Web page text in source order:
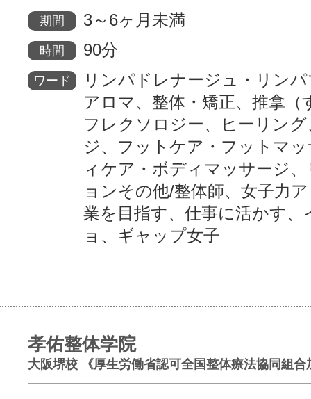
期間 3～6ヶ月未満
時間 90分
ワード
リンパドレナージュ・リン
アロマ、整体・矯正、推拿（
フレクソロジー、ヒーリン
ジ、フットケア・フットマ
ィケア・ボディマッサージ
ョンその他/整体師、女子力
業を目指す、仕事に活かす、
ョ、ギャップ女子
孝佑整体学院
大阪堺校 《厚生労働省認可全国整体療法協同組合